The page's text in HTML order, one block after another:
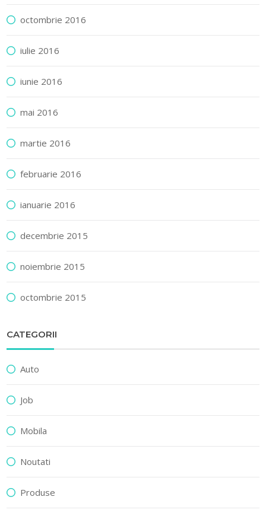
octombrie 2016
iulie 2016
iunie 2016
mai 2016
martie 2016
februarie 2016
ianuarie 2016
decembrie 2015
noiembrie 2015
octombrie 2015
CATEGORII
Auto
Job
Mobila
Noutati
Produse